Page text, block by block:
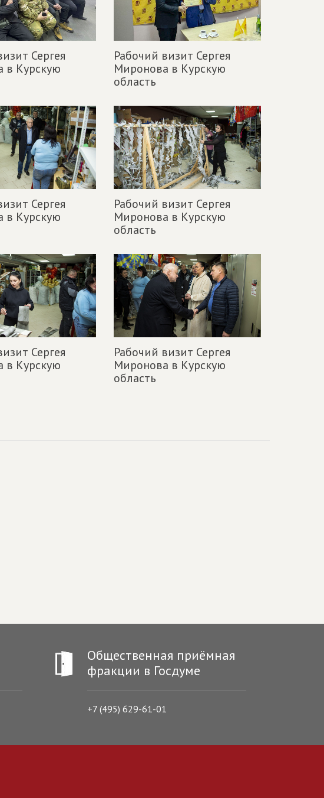
Сергея
в Курскую
Рабочий визит Сергея
Миронова в Курскую
область
Сергея
в Курскую
Рабочий визит Сергея
Миронова в Курскую
область
Сергея
в Курскую
Рабочий визит Сергея
Миронова в Курскую
область
Общественная приёмная
фракции в Госдуме
+7 (495) 629-61-01